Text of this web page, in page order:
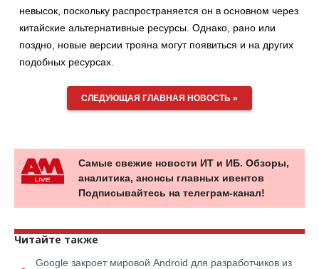
невысок, поскольку распространяется он в основном через
китайские альтернативные ресурсы. Однако, рано или
поздно, новые версии трояна могут появиться и на других
подобных ресурсах.
СЛЕДУЮЩАЯ ГЛАВНАЯ НОВОСТЬ »
Самые свежие новости ИТ и ИБ. Обзоры,
аналитика, анонсы главных ивентов
Подписывайтесь на телеграм-канал!
Читайте также
Google закроет мировой Android для разработчиков из